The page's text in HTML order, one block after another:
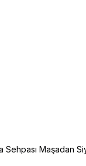
Sehpası Maşadan